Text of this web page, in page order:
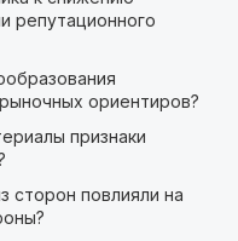
репутационного
ориентиров?
признаки
сторон повлияли на